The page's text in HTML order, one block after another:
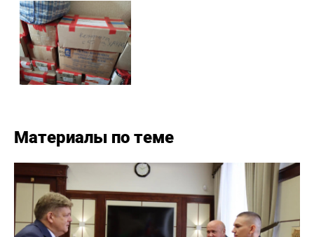
Материалы по теме